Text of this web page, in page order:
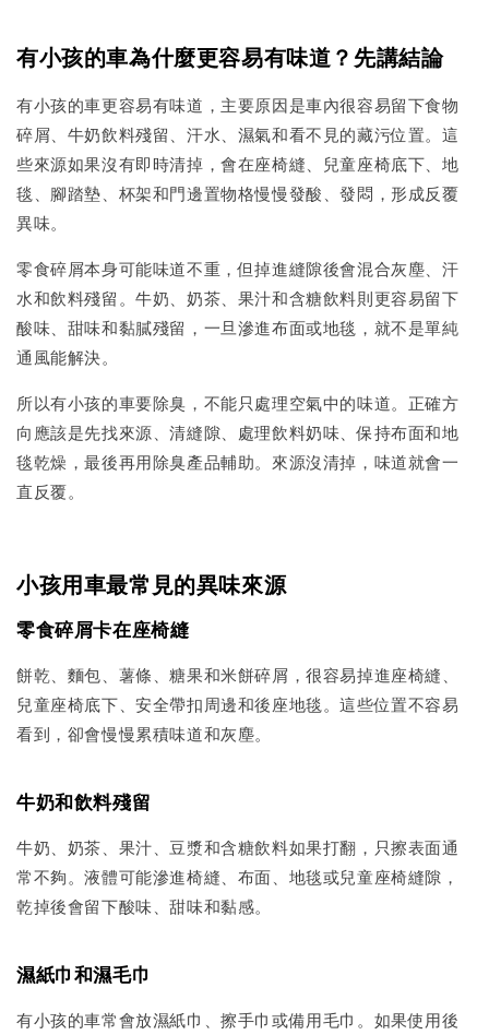
有小孩的車為什麼更容易有味道？先講結論
有小孩的車更容易有味道，主要原因是車內很容易留下食物
碎屑、牛奶飲料殘留、汗水、濕氣和看不見的藏污位置。這
些來源如果沒有即時清掉，會在座椅縫、兒童座椅底下、地
毯、腳踏墊、杯架和門邊置物格慢慢發酸、發悶，形成反覆
異味。
零食碎屑本身可能味道不重，但掉進縫隙後會混合灰塵、汗
水和飲料殘留。牛奶、奶茶、果汁和含糖飲料則更容易留下
酸味、甜味和黏膩殘留，一旦滲進布面或地毯，就不是單純
通風能解決。
所以有小孩的車要除臭，不能只處理空氣中的味道。正確方
向應該是先找來源、清縫隙、處理飲料奶味、保持布面和地
毯乾燥，最後再用除臭產品輔助。來源沒清掉，味道就會一
直反覆。
小孩用車最常見的異味來源
零食碎屑卡在座椅縫
餅乾、麵包、薯條、糖果和米餅碎屑，很容易掉進座椅縫、
兒童座椅底下、安全帶扣周邊和後座地毯。這些位置不容易
看到，卻會慢慢累積味道和灰塵。
牛奶和飲料殘留
牛奶、奶茶、果汁、豆漿和含糖飲料如果打翻，只擦表面通
常不夠。液體可能滲進椅縫、布面、地毯或兒童座椅縫隙，
乾掉後會留下酸味、甜味和黏感。
濕紙巾和濕毛巾
有小孩的車常會放濕紙巾、擦手巾或備用毛巾。如果使用後